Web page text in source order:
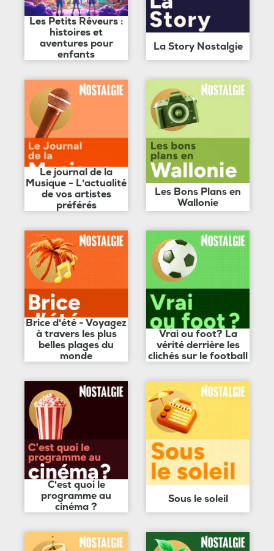
Les Petits Rêveurs :
histoires et
aventures pour
enfants
La Story Nostalgie
Le journal de la
Musique - L'actualité
de vos artistes
préférés
Les Bons Plans en
Wallonie
Brice d'été - Voyagez
à travers les plus
belles plages du
monde
Vrai ou foot? La
vérité derrière les
clichés sur le football
C'est quoi le
programme au
cinéma ?
Sous le soleil